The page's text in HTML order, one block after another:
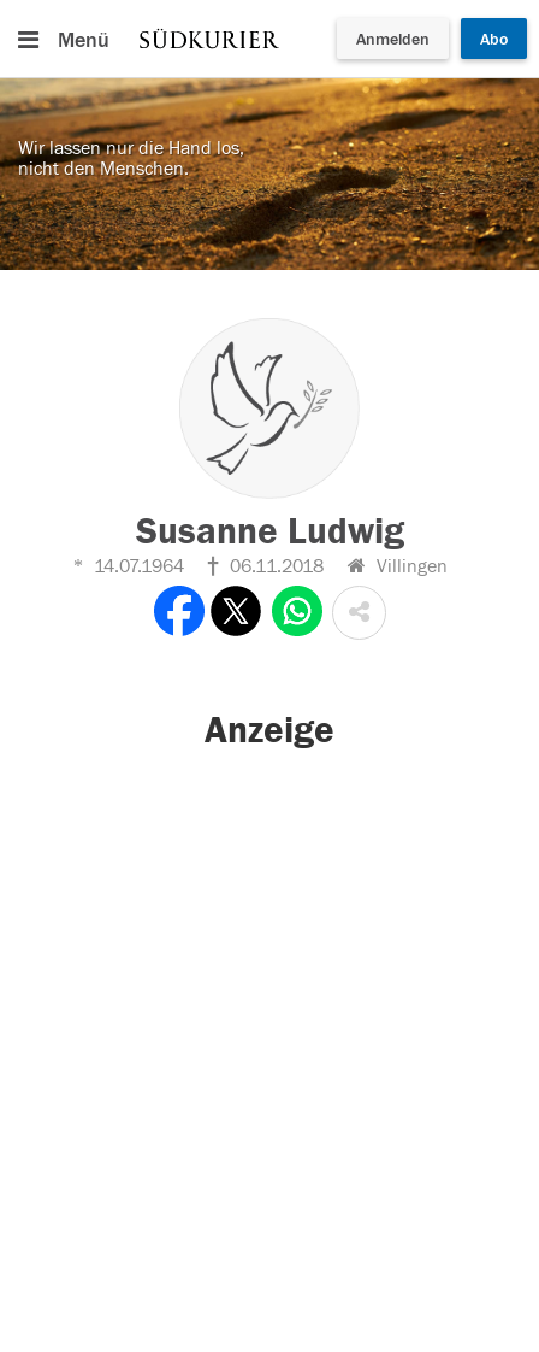
Menü Anmelden Abo
Wir lassen nur die Hand los,
nicht den Menschen.
Susanne Ludwig
14.07.1964 06.11.2018 Villingen
Anzeige